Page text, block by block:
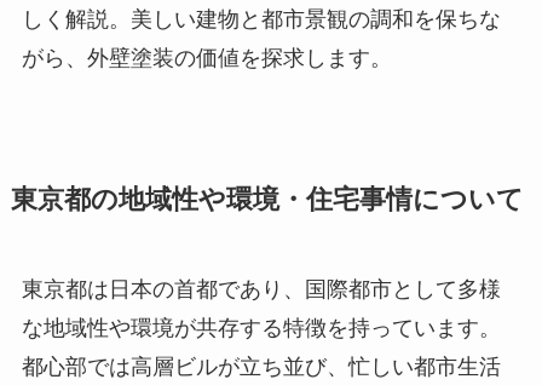
しく解説。美しい建物と都市景観の調和を保ちな
がら、外壁塗装の価値を探求します。
東京都の地域性や環境・住宅事情について
東京都は日本の首都であり、国際都市として多様
な地域性や環境が共存する特徴を持っています。
都心部では高層ビルが立ち並び、忙しい都市生活